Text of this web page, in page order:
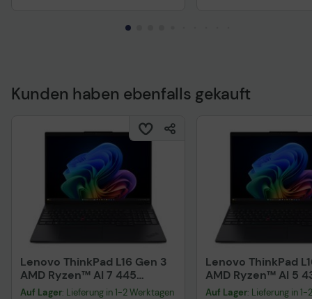
Technisches
Kunden haben ebenfalls gekauft
Lenovo ThinkPad L16 Gen 3
AMD Ryzen™ AI 7 445
Notebook 40,6 cm (16")
Auf Lager: Lieferung in 1-2 Werktagen
Lenovo ThinkPad
AMD Ryzen™ AI 5
Notebook 40,6 cm
Auf Lager: Lieferung in